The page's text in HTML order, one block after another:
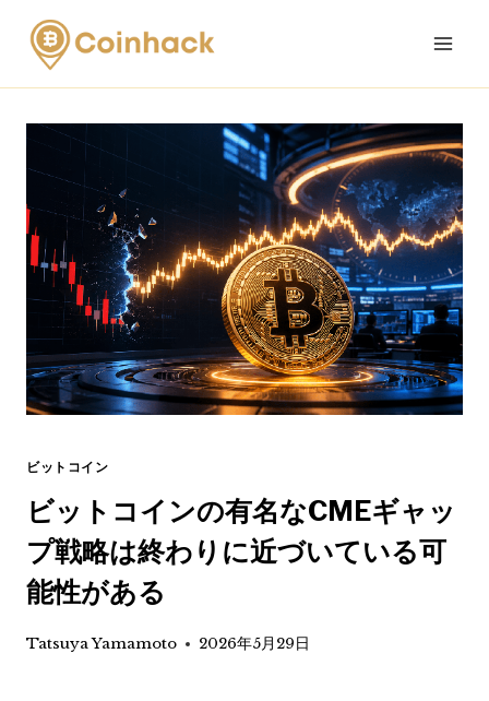
Skip
content
ビットコイン
ビットコインの有名なCMEギャッ
プ戦略は終わりに近づいている可
能性がある
Tatsuya Yamamoto 2026年5月29日